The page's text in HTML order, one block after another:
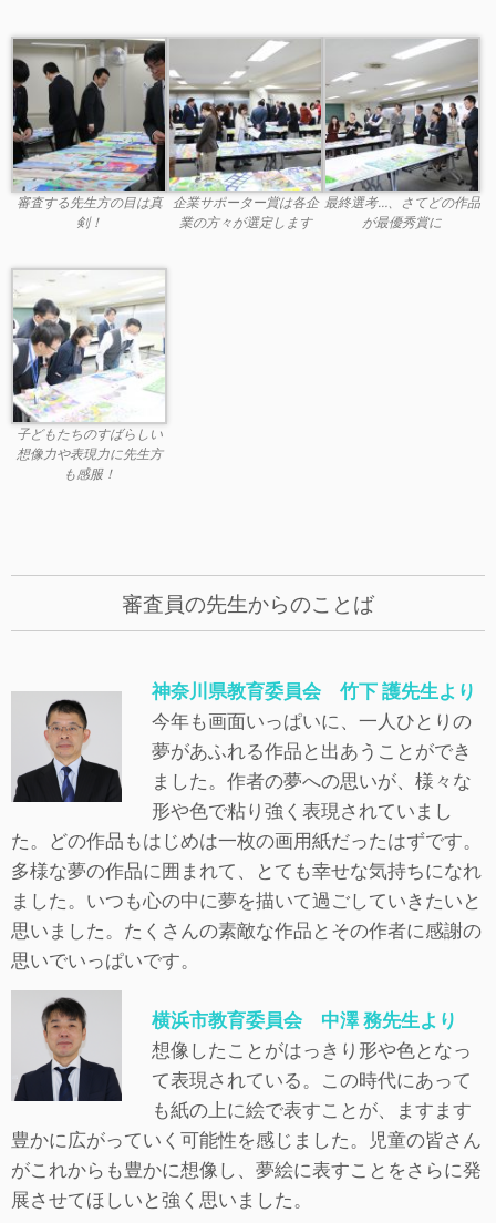
審査する先生方の目は真
剣！
企業サポーター賞は各企
業の方々が選定します
最終選考…、さてどの作品
が最優秀賞に
子どもたちのすばらしい
想像力や表現力に先生方
も感服！
審査員の先生からのことば
神奈川県教育委員会 竹下 護先生より
今年も画面いっぱいに、一人ひとりの
夢があふれる作品と出あうことができ
ました。作者の夢への思いが、様々な
形や色で粘り強く表現されていまし
た。どの作品もはじめは一枚の画用紙だったはずです。
多様な夢の作品に囲まれて、とても幸せな気持ちになれ
ました。いつも心の中に夢を描いて過ごしていきたいと
思いました。たくさんの素敵な作品とその作者に感謝の
思いでいっぱいです。
横浜市教育委員会 中澤 務先生より
想像したことがはっきり形や色となっ
て表現されている。この時代にあって
も紙の上に絵で表すことが、ますます
豊かに広がっていく可能性を感じました。児童の皆さん
がこれからも豊かに想像し、夢絵に表すことをさらに発
展させてほしいと強く思いました。